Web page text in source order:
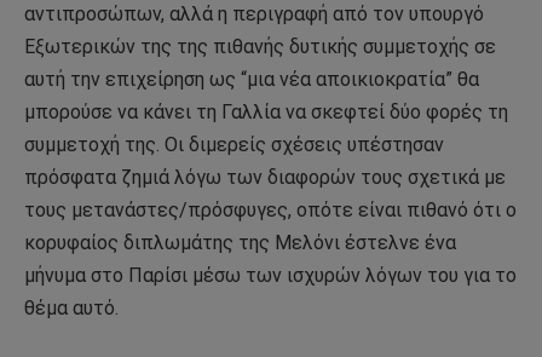
αντιπροσώπων, αλλά η περιγραφή από τον υπουργό
Εξωτερικών της της πιθανής δυτικής συμμετοχής σε
αυτή την επιχείρηση ως “μια νέα αποικιοκρατία” θα
μπορούσε να κάνει τη Γαλλία να σκεφτεί δύο φορές τη
συμμετοχή της. Οι διμερείς σχέσεις υπέστησαν
πρόσφατα ζημιά λόγω των διαφορών τους σχετικά με
τους μετανάστες/πρόσφυγες, οπότε είναι πιθανό ότι ο
κορυφαίος διπλωμάτης της Μελόνι έστελνε ένα
μήνυμα στο Παρίσι μέσω των ισχυρών λόγων του για το
θέμα αυτό.